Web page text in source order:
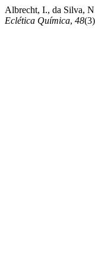
Albrecht, I., da Silva,
Eclética Química, 48